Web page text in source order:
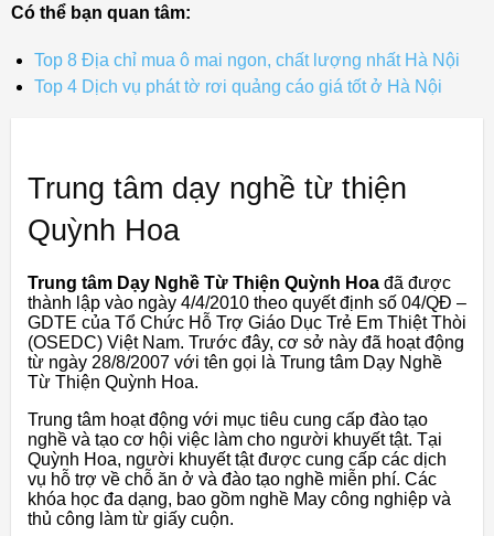
Có thể bạn quan tâm:
Top 8 Địa chỉ mua ô mai ngon, chất lượng nhất Hà Nội
Top 4 Dịch vụ phát tờ rơi quảng cáo giá tốt ở Hà Nội
Trung tâm dạy nghề từ thiện
Quỳnh Hoa
Trung tâm Dạy Nghề Từ Thiện Quỳnh Hoa đã được
thành lập vào ngày 4/4/2010 theo quyết định số 04/QĐ –
GDTE của Tổ Chức Hỗ Trợ Giáo Dục Trẻ Em Thiệt Thòi
(OSEDC) Việt Nam. Trước đây, cơ sở này đã hoạt động
từ ngày 28/8/2007 với tên gọi là Trung tâm Dạy Nghề
Từ Thiện Quỳnh Hoa.
Trung tâm hoạt động với mục tiêu cung cấp đào tạo
nghề và tạo cơ hội việc làm cho người khuyết tật. Tại
Quỳnh Hoa, người khuyết tật được cung cấp các dịch
vụ hỗ trợ về chỗ ăn ở và đào tạo nghề miễn phí. Các
khóa học đa dạng, bao gồm nghề May công nghiệp và
thủ công làm từ giấy cuộn.